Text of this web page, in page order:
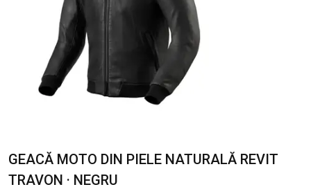
GEACĂ MOTO DIN PIELE NATURALĂ REVIT
TRAVON · NEGRU